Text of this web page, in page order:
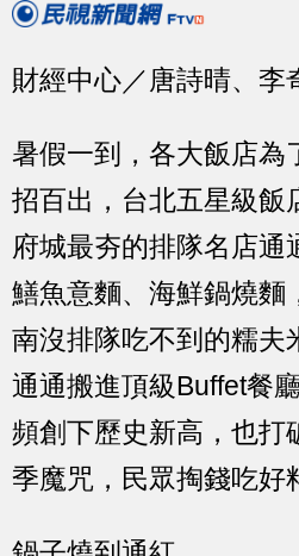
財經中心／唐詩晴、
暑假一到，各大飯店為
招百出，台北五星級飯
府城最夯的排隊名店通
鱔魚意麵、海鮮鍋燒麵
南沒排隊吃不到的糯夫
通通搬進頂級Buffet餐
頻創下歷史新高，也打
季魔咒，民眾掏錢吃好